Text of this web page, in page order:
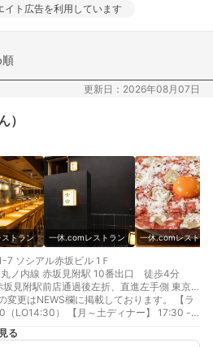
イト広告を利用しています
順
更新日：2026年08月07日
）
トラン 一休.comレストラン 一休.comレストラ
7 ソシアル赤坂ビル 1Ｆ
丸ノ内線 赤坂見附駅 10番出口 徒歩4分
坂見附駅前店通過後左折、直進左手側 東京
駅 2番出口徒歩3分
更はNEWS欄に掲載しております。 【ラ
～土ディナー】 17:30 -
る